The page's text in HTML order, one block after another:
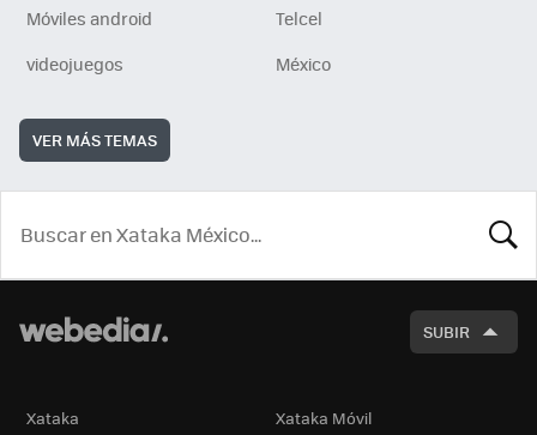
Móviles android
Telcel
videojuegos
México
VER MÁS TEMAS
SUBIR
Xataka Xataka Móvil